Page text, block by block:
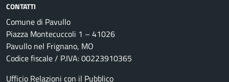
CONTATTI
Comune di Pavullo
Piazza Montecuccoli 1 – 41026
Pavullo nel Frignano, MO
Codice fiscale / P.IVA: 00223910365
Ufficio Relazioni con il Pubblico